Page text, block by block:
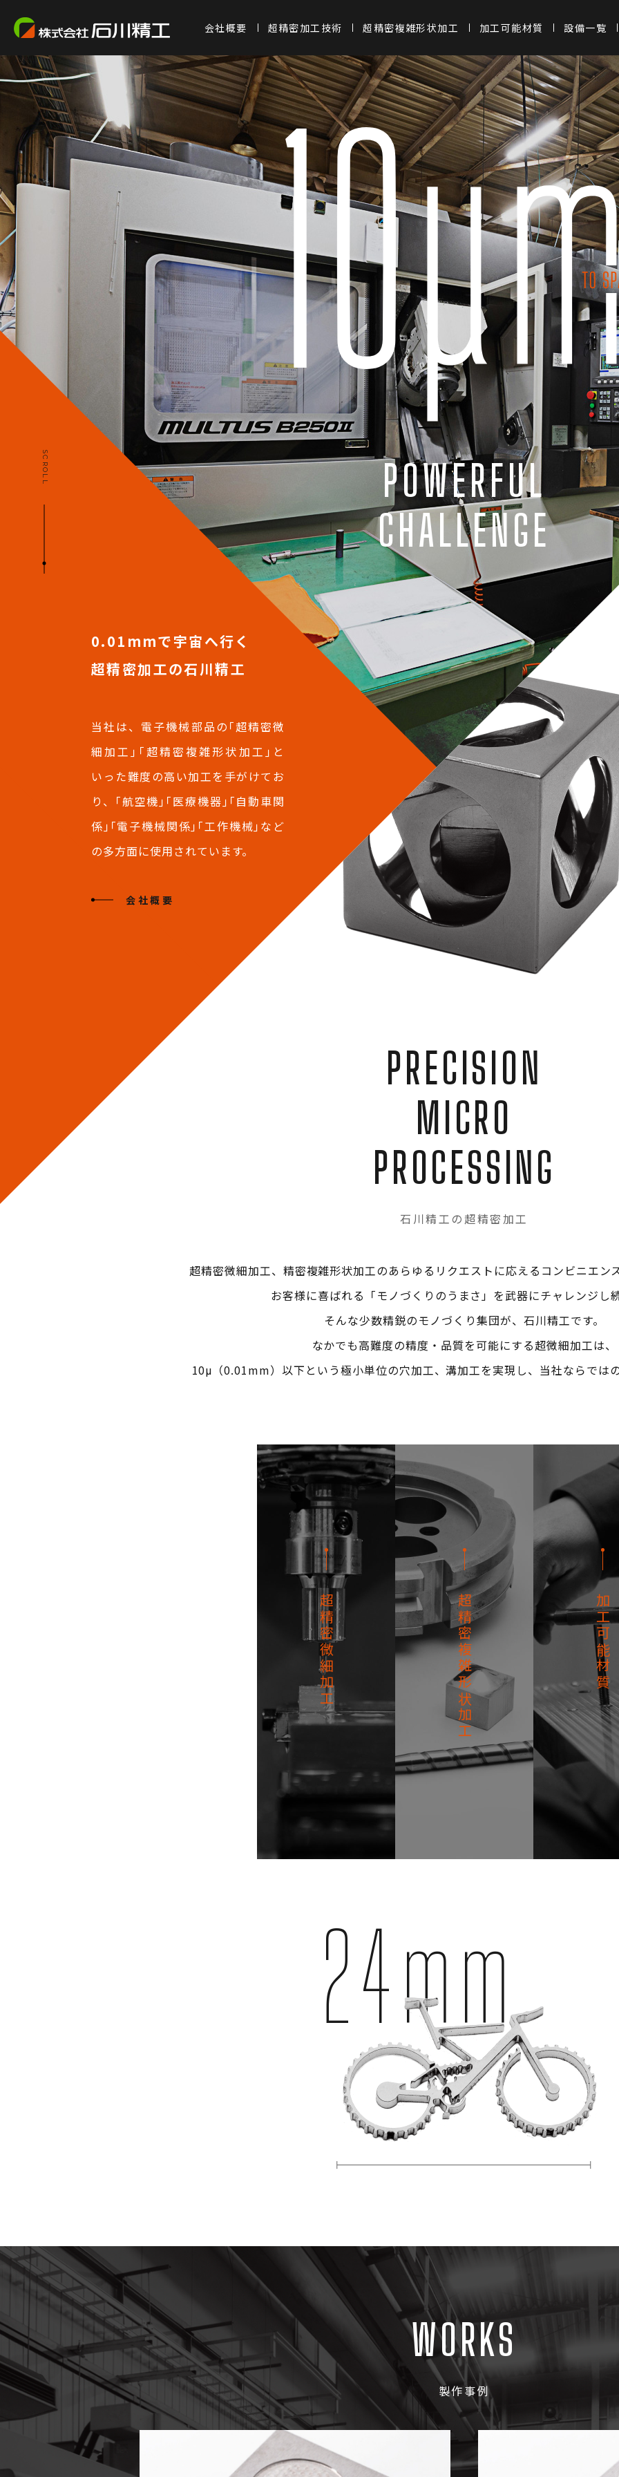
会社概要 超精密加工技術 超精密複雑形状加工 加工可能材質 設備一覧
SCROLL
10
POWERFUL
CHALLENGE
0.01mmで宇宙へ行く
超精密加工の石川精工
当社は、電子機械部品の｢超精密微
細加工｣｢超精密複雑形状加工｣と
いった難度の高い加工を手がけてお
り、｢航空機｣｢医療機器｣｢自動車関
係｣｢電子機械関係｣｢工作機械｣など
の多方面に使用されています。
会社概要
PRECISION
MICRO
PROCESSING
石川精工の超精密加工
超精密微細加工、精密複雑形状加工のあらゆるリクエストに応えるコンビニエン
お客様に喜ばれる「モノづくりのうまさ」を武器にチャレンジし
そんな少数精鋭のモノづくり集団が、石川精工です。
なかでも高難度の精度・品質を可能にする超微細加工は、
10μ（0.01mm）以下という極小単位の穴加工、溝加工を実現し、当社ならでは
超精密微細加工 超精密複雑形状加工 加工可能材質
24mm
WORKS
製作事例